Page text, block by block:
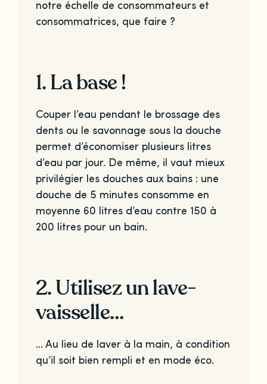
notre échelle de consommateurs et
consommatrices, que faire ?
1. La base !
Couper l’eau pendant le brossage des
dents ou le savonnage sous la douche
permet d’économiser plusieurs litres
d’eau par jour. De même, il vaut mieux
privilégier les douches aux bains : une
douche de 5 minutes consomme en
moyenne 60 litres d’eau contre 150 à
200 litres pour un bain.
2. Utilisez un lave-
vaisselle…
… Au lieu de laver à la main, à condition
qu’il soit bien rempli et en mode éco.